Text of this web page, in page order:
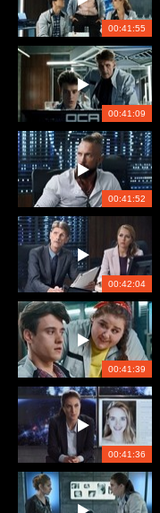
00:41:55
00:41:09
00:41:52
00:42:04
00:41:39
00:41:36